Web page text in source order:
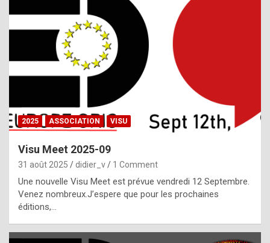
l
,
g
h
t
f
2025 ASSOCIATION VISU
Visu Meet 2025-09
31 août 2025 didier_v 1 Comment
Une nouvelle Visu Meet est prévue vendredi 12 Septembre.
Venez nombreux.J’espere que pour les prochaines
éditions,…